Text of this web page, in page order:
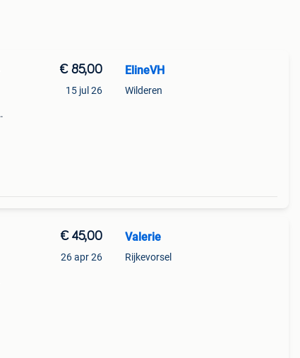
€ 85,00
15 jul 26
ElineVH
Wilderen
€ 45,00
26 apr 26
Valerie
Rijkevorsel